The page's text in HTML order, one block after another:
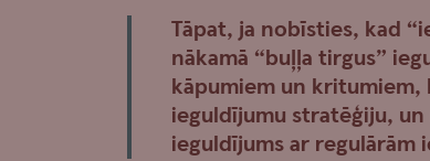
Tāpat, ja nobīsties, kad
nākamā “buļļa tirgus”
kāpumiem un kritumiem,
ieguldījumu stratēģiju,
ieguldījums ar regulārām